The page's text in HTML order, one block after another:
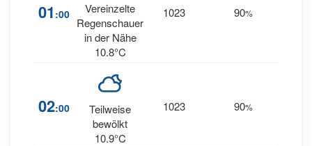
01 :00
Vereinzelte
Regenschauer
in der Nähe
10.8°C
1023 90%
02:00
Teilweise
bewölkt
10.9°C
1023 90%